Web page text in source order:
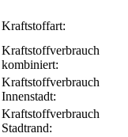
Kraftstoffart:
Kraftstoffverbrauch
kombiniert:
Kraftstoffverbrauch
Innenstadt:
Kraftstoffverbrauch
Stadtrand: